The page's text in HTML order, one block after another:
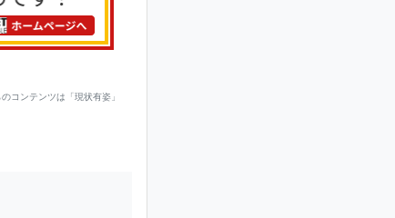
コンテンツは「現状有姿」